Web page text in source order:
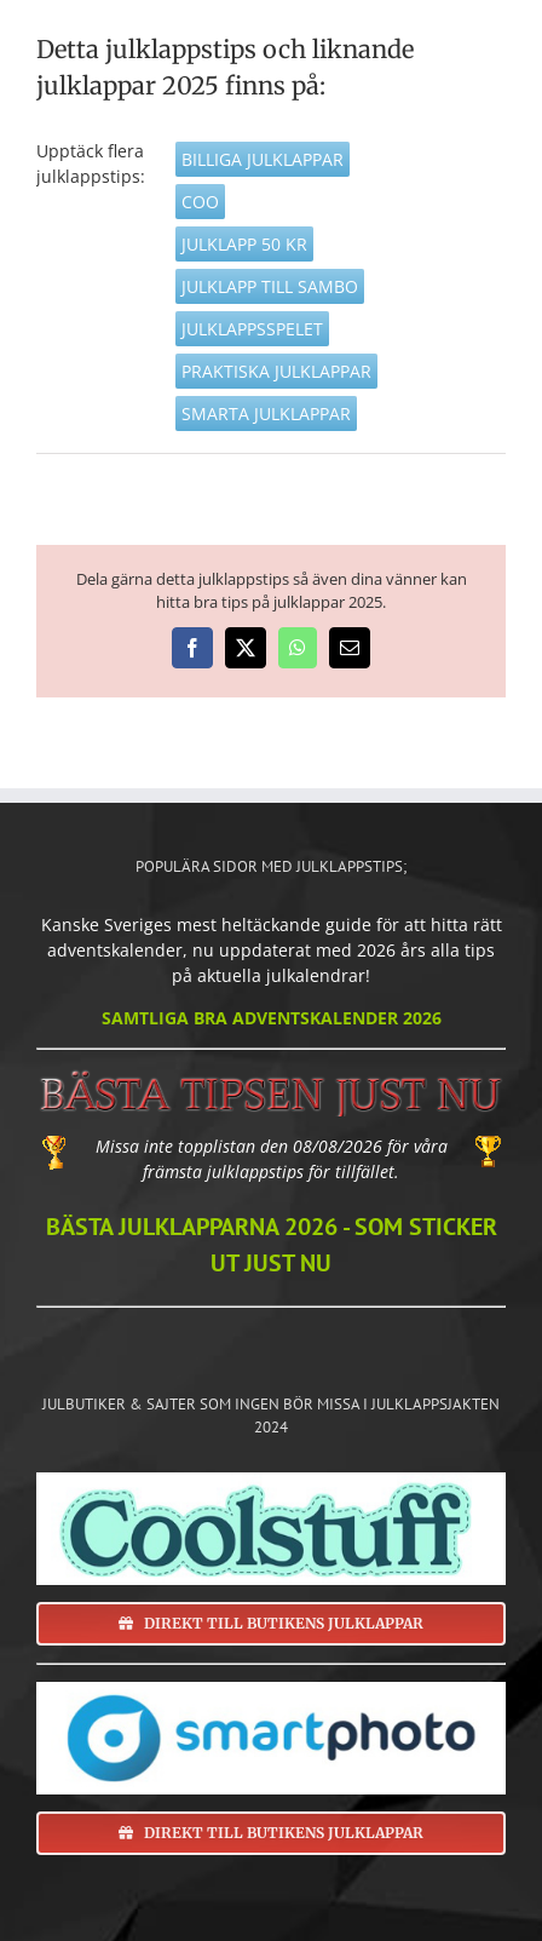
Detta julklappstips och liknande
julklappar 2025 finns på:
Upptäck flera
julklappstips:
BILLIGA JULKLAPPAR
COO
JULKLAPP 50 KR
JULKLAPP TILL SAMBO
JULKLAPPSSPELET
PRAKTISKA JULKLAPPAR
SMARTA JULKLAPPAR
Dela gärna detta julklappstips så även dina vänner kan
hitta bra tips på julklappar 2025.
Facebook
X WhatsApp
E-
POPULÄRA SIDOR MED JULKLAPPSTIPS;
Kanske Sveriges mest heltäckande guide för att hitta rätt
adventskalender, nu uppdaterat med 2026 års alla tips
på aktuella julkalendrar!
SAMTLIGA BRA ADVENTSKALENDER 2026
Missa inte topplistan den 08/08/2026 för våra
främsta julklappstips för tillfället.
BÄSTA JULKLAPPARNA 2026 - SOM STICKER
UT JUST NU
JULBUTIKER & SAJTER SOM INGEN BÖR MISSA I JULKLAPPSJAKTEN
2024
DIREKT TILL BUTIKENS JULKLAPPAR
DIREKT TILL BUTIKENS JULKLAPPAR